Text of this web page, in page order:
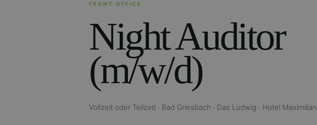
FRONT OFFICE
Night Auditor
(m/w/d)
Vollzeit oder Teilzeit · Bad Griesbach · Das Ludwig · Hotel Maximilian